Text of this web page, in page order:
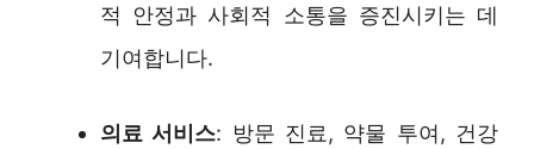
적 안정과 사회적 소통을 증진시키는 데
기여합니다.
의료 서비스: 방문 진료, 약물 투여, 건강